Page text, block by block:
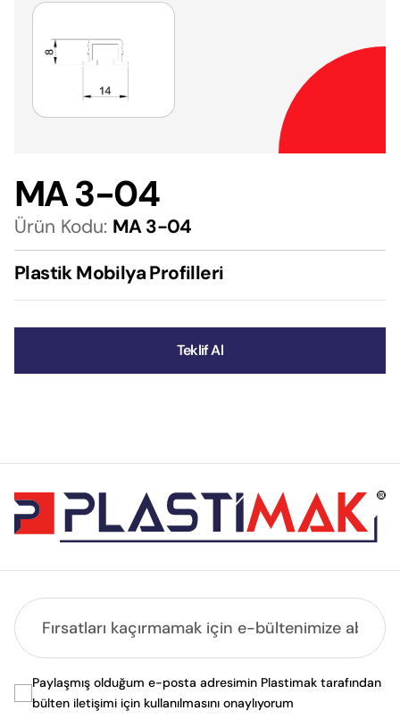
MA 3-04
Ürün Kodu: MA 3-04
Plastik Mobilya Profilleri
Teklif Al
Paylaşmış olduğum e-posta adresimin Plastimak tarafından
bülten iletişimi için kullanılmasını onaylıyorum